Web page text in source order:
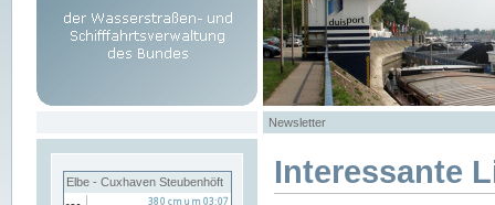
Newsletter
Elbe - Cuxhaven Steubenhöft Interessante